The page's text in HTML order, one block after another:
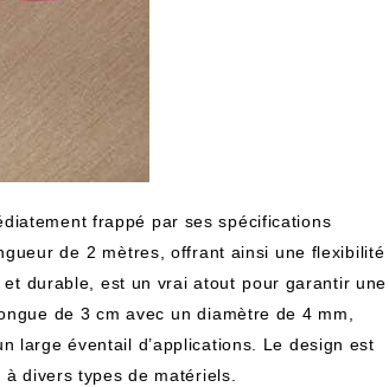
frappé par ses spécifications
de ⁣2 mètres, offrant ainsi​ une flexibilité
durable, est un vrai atout⁣ pour garantir une
de 3 cm avec ⁢un diamètre de 4 mm,
large éventail d’applications. Le design est​
divers types de‍ matériels.